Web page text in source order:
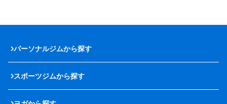
パーソナルジムから探す
スポーツジムから探す